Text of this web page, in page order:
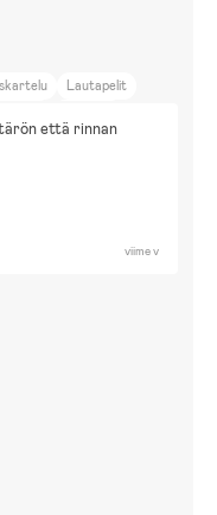
Lautapelit
ja luonto
että rinnan
viime v